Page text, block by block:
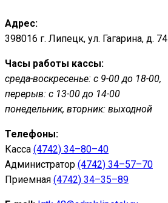
Адрес:
398016 г. Липецк, ул. Гагарина, д. 74
Часы работы кассы:
среда-воскресенье: с 9-00 до 18-00,
перерыв: с 13-00 до 14-00
понедельник, вторник: выходной
Телефоны:
Касса (4742) 34–80–40
Администратор (4742) 34–57–70
Приемная (4742) 34–35–89